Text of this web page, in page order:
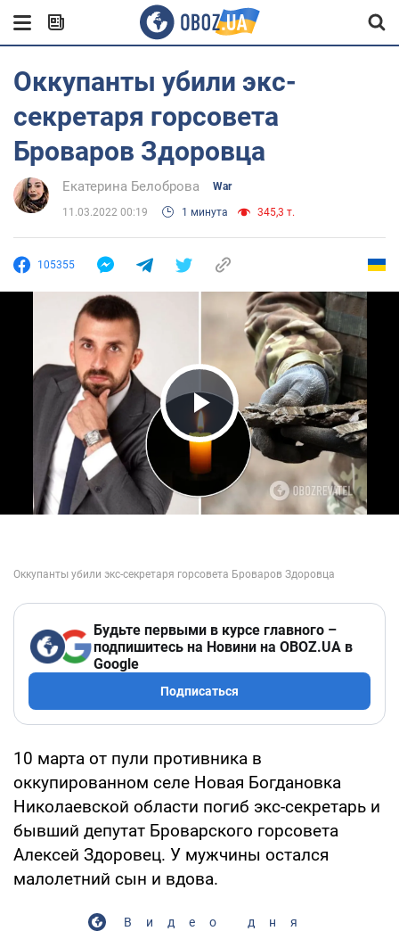
Оккупанты убили экс-
секретаря горсовета
Броваров Здоровца
Екатерина Белоброва War
11.03.2022 00:19 1 минута 345,3 т.
105355
Play Video
Будьте первыми в курсе главного –
подпишитесь на Новини на OBOZ.UA в
Google
Подписаться
10 марта от пули противника в
оккупированном селе Новая Богдановка
Николаевской области погиб экс-секретарь и
бывший депутат Броварского горсовета
Алексей Здоровец. У мужчины остался
малолетний сын и вдова.
Видео дня